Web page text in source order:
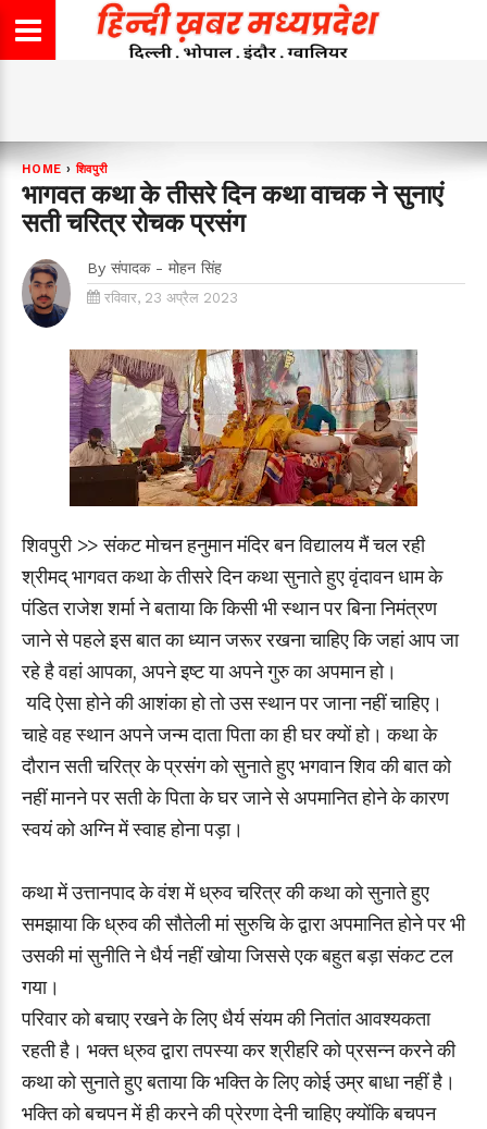
HOME ›शिवपुरी
भागवत कथा के तीसरे दिन कथा वाचक ने सुनाएं
सती चरित्र रोचक प्रसंग
By संपादक - मोहन सिंह
रविवार, 23 अप्रैल 2023
शिवपुरी >> संकट मोचन हनुमान मंदिर बन विद्यालय मैं चल रही
श्रीमद् भागवत कथा के तीसरे दिन कथा सुनाते हुए वृंदावन धाम के
पंडित राजेश शर्मा ने बताया कि किसी भी स्थान पर बिना निमंत्रण
जाने से पहले इस बात का ध्यान जरूर रखना चाहिए कि जहां आप जा
रहे है वहां आपका, अपने इष्ट या अपने गुरु का अपमान हो।
यदि ऐसा होने की आशंका हो तो उस स्थान पर जाना नहीं चाहिए।
चाहे वह स्थान अपने जन्म दाता पिता का ही घर क्यों हो। कथा के
दौरान सती चरित्र के प्रसंग को सुनाते हुए भगवान शिव की बात को
नहीं मानने पर सती के पिता के घर जाने से अपमानित होने के कारण
स्वयं को अग्नि में स्वाह होना पड़ा।
कथा में उत्तानपाद के वंश में ध्रुव चरित्र की कथा को सुनाते हुए
समझाया कि ध्रुव की सौतेली मां सुरुचि के द्वारा अपमानित होने पर भी
उसकी मां सुनीति ने धैर्य नहीं खोया जिससे एक बहुत बड़ा संकट टल
गया।
परिवार को बचाए रखने के लिए धैर्य संयम की नितांत आवश्यकता
रहती है। भक्त ध्रुव द्वारा तपस्या कर श्रीहरि को प्रसन्न करने की
कथा को सुनाते हुए बताया कि भक्ति के लिए कोई उम्र बाधा नहीं है।
भक्ति को बचपन में ही करने की प्रेरणा देनी चाहिए क्योंकि बचपन